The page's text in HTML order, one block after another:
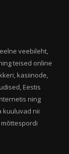
veebileht,
teised online
kasiinode,
Eestis
ning
kuuluvad nii